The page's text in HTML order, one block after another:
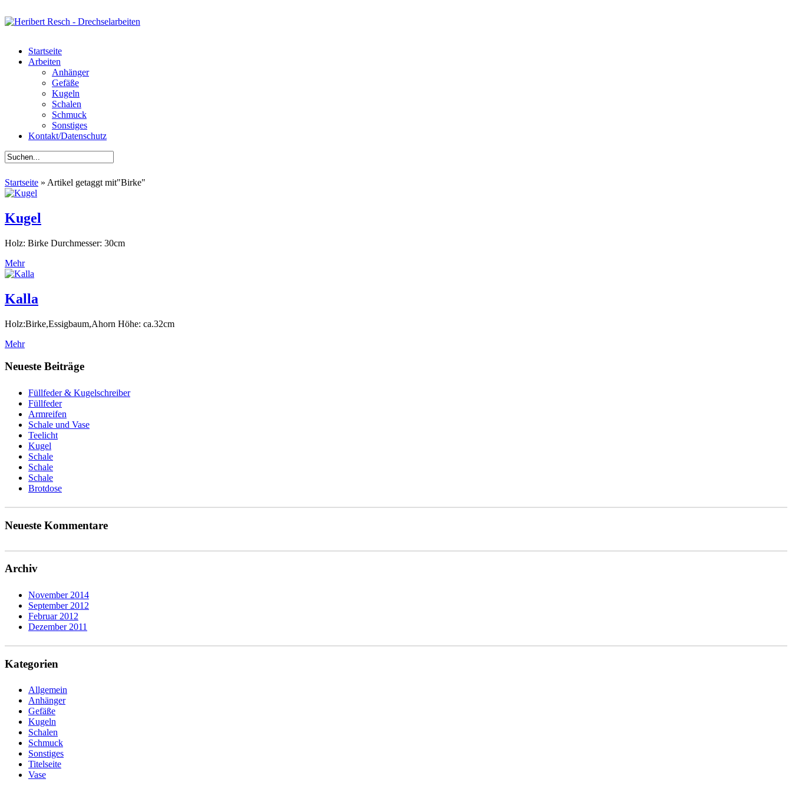
Startseite
Arbeiten
Anhänger
Gefäße
Kugeln
Schalen
Schmuck
Sonstiges
Kontakt/Datenschutz
Startseite » Artikel getaggt mit"Birke"
Kugel
Holz: Birke Durchmesser: 30cm
Mehr
Kalla
Holz:Birke,Essigbaum,Ahorn Höhe: ca.32cm
Mehr
Neueste Beiträge
Füllfeder & Kugelschreiber
Füllfeder
Armreifen
Schale und Vase
Teelicht
Kugel
Schale
Schale
Schale
Brotdose
Neueste Kommentare
Archiv
November 2014
September 2012
Februar 2012
Dezember 2011
Kategorien
Allgemein
Anhänger
Gefäße
Kugeln
Schalen
Schmuck
Sonstiges
Titelseite
Vase